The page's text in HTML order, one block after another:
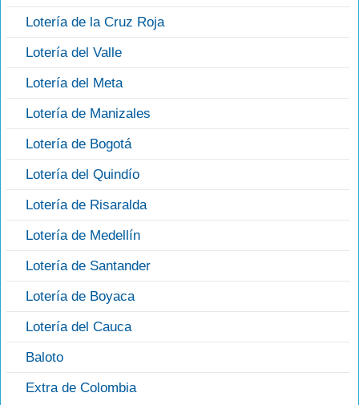
Lotería de la Cruz Roja
Lotería del Valle
Lotería del Meta
Lotería de Manizales
Lotería de Bogotá
Lotería del Quindío
Lotería de Risaralda
Lotería de Medellín
Lotería de Santander
Lotería de Boyaca
Lotería del Cauca
Baloto
Extra de Colombia